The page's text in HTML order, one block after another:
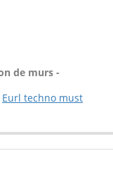
de murs -
Eurl techno must